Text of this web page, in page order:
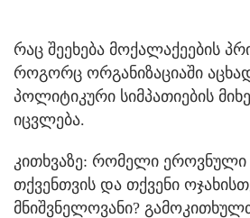
რაც შეეხება მოქალაქეების
როგორც ორგანიზაციაში
პოლიტიკური სიმპათიების
იცვლება.
კითხვაზე: რომელი ეროვნული
თქვენთვის და თქვენი
მნიშვნელოვანი?